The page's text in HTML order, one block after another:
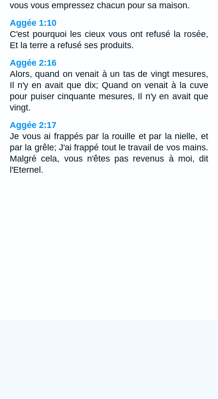
vous vous empressez chacun pour sa maison.
Aggée 1:10
C'est pourquoi les cieux vous ont refusé la rosée,
Et la terre a refusé ses produits.
Aggée 2:16
Alors, quand on venait à un tas de vingt mesures,
Il n'y en avait que dix; Quand on venait à la cuve
pour puiser cinquante mesures, Il n'y en avait que
vingt.
Aggée 2:17
Je vous ai frappés par la rouille et par la nielle, et
par la grêle; J'ai frappé tout le travail de vos mains.
Malgré cela, vous n'êtes pas revenus à moi, dit
l'Eternel.